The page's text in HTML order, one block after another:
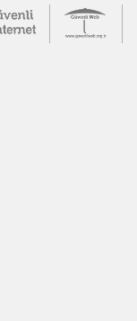
Merkezi
Güvende (yeni
Güvenli